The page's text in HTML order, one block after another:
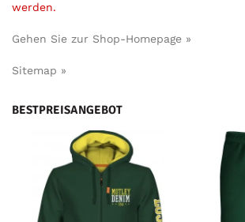
werden.
Gehen Sie zur Shop-Homepage »
Sitemap »
BESTPREISANGEBOT